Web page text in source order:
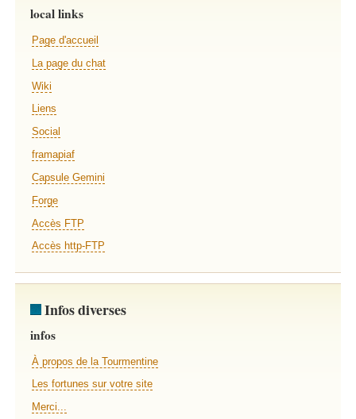
local links
Page d'accueil
La page du chat
Wiki
Liens
Social
framapiaf
Capsule Gemini
Forge
Accès FTP
Accès http-FTP
Infos diverses
infos
À propos de la Tourmentine
Les fortunes sur votre site
Merci...